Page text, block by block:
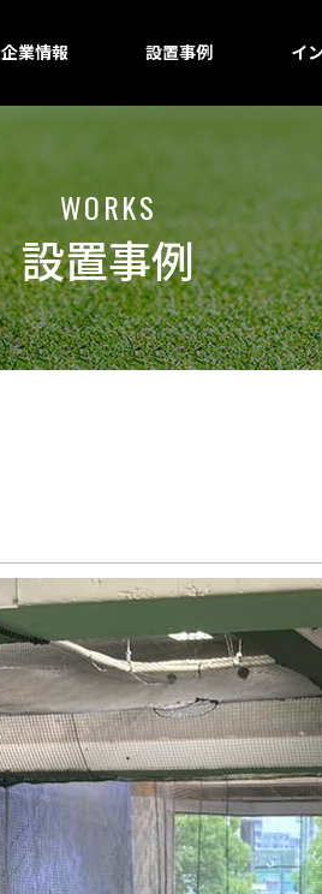
企業情報 設置事例 イ
WORKS
設置事例